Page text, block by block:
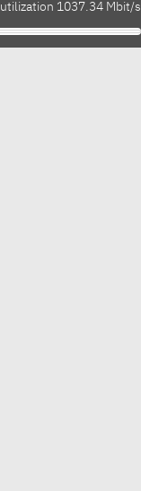
1037.34 Mbit/s